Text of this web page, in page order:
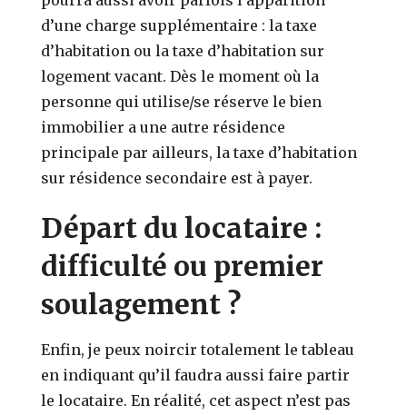
d’une charge supplémentaire : la taxe
d’habitation ou la taxe d’habitation sur
logement vacant. Dès le moment où la
personne qui utilise/se réserve le bien
immobilier a une autre résidence
principale par ailleurs, la taxe d’habitation
sur résidence secondaire est à payer.
Départ du locataire :
difficulté ou premier
soulagement ?
Enfin, je peux noircir totalement le tableau
en indiquant qu’il faudra aussi faire partir
le locataire. En réalité, cet aspect n’est pas